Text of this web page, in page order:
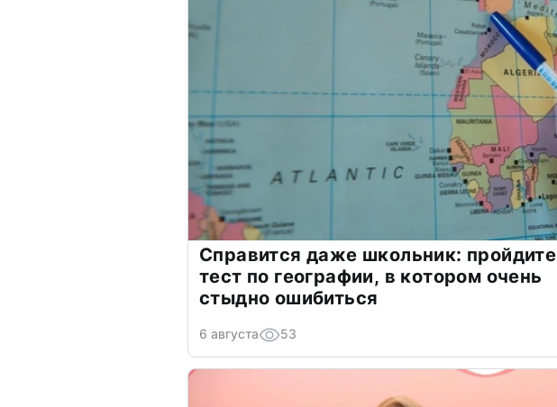
Справится даже школьник: пройдите
тест по географии, в котором очень
стыдно ошибиться
6 августа 53